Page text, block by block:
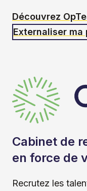
Découvrez
Externaliser ma
Cabinet de
en force de
Recrutez les